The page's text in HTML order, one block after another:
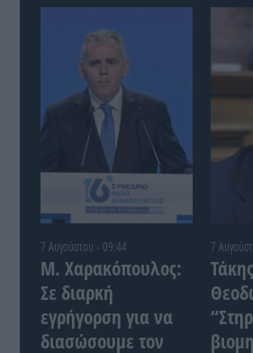
7 Αυγούστου - 09:44
Μ. Χαρακόπουλος:
Σε διαρκή
εγρήγορση για να
διασώσουμε τον
7
Τάκης